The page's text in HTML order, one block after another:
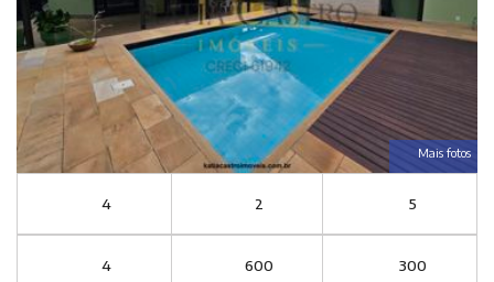
Mais fotos
4 2 5
4 600 300